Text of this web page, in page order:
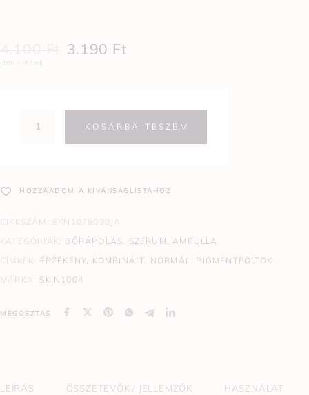
3.190 Ft
(106,3 Ft / ml)
KOSÁRBA TESZEM
HOZZÁADOM A KÍVÁNSÁGLISTÁHOZ
CIKKSZÁM: SKN1075030JA
KATEGÓRIÁK: BŐRÁPOLÁS, SZÉRUM, AMPULLA
CÍMKÉK: ÉRZÉKENY, KOMBINÁLT, NORMÁL, PIGMENTFOLTOK
MÁRKA: SKIN1004
MEGOSZTÁS
LEÍRÁS ÖSSZETEVŐK / JELLEMZŐK HASZNÁLAT